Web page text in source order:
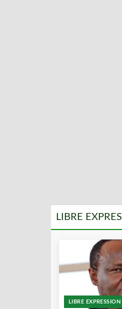
LIBRE
LIBRE EXPRESSION